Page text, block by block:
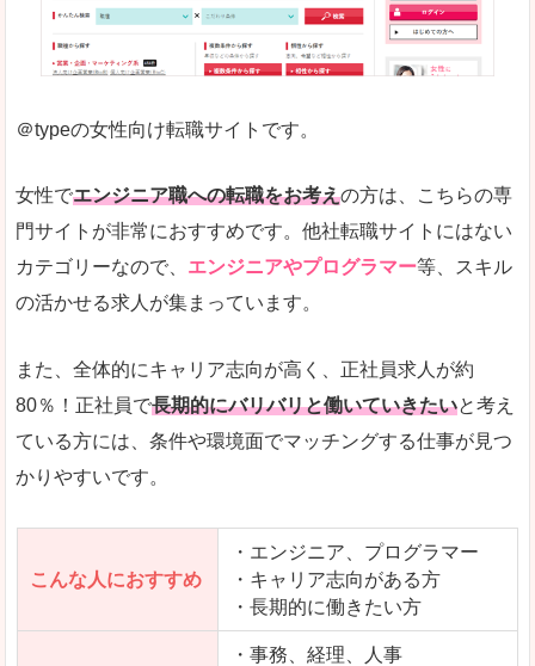
雇用形態にもよりますが、給与額に幅があります。
詳しい説明
希望する職種の平均時給がすぐにわかるので、給
また、他社転職サイトにはない日払いや週払いと
新着案件が続々とアップされるので、転職を急い
人気度
また、上戸彩さんのCMでおなじみなこともあり
使いやすさ
全体的にオレンジ色のトーンで、見ていても疲れ
「はたらこindex」で「名古屋市」の
求人を含んだページを見てみる
＠typeの女性向け転職サイトです。
女性でエンジニア職への転職をお考えの方は、こちらの専
門サイトが非常におすすめです。他社転職サイトにはない
カテゴリーなので、 エンジニアやプログラマー等、スキル
の活かせる求人が集まっています。
また、全体的にキャリア志向が高く、正社員求人が約
80％！正社員で長期的にバリバリと働いていきたいと考え
ている方には、条件や環境面でマッチングする仕事が見つ
かりやすいです。
こんな人におすすめ
・エンジニア、プログラマー
・キャリア志向がある方
・長期的に働きたい方
・事務、経理、人事